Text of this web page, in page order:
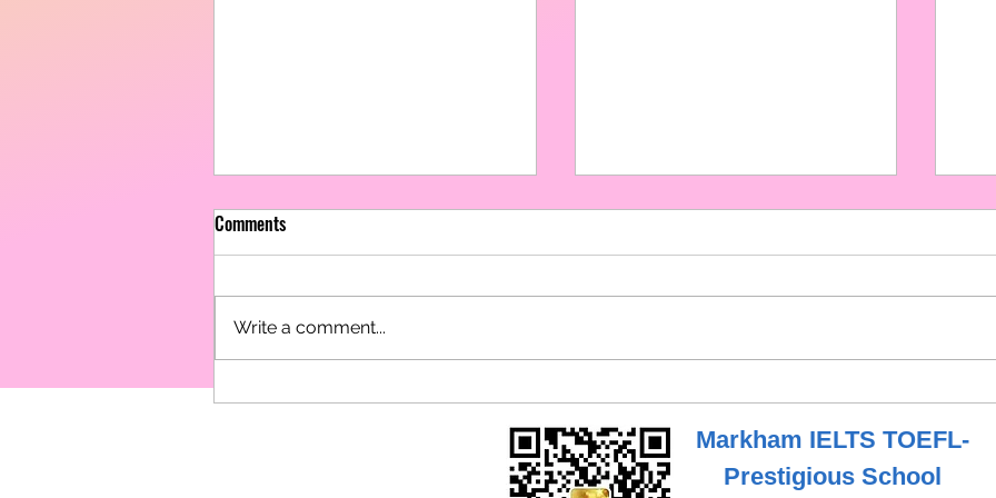
成功案例分享🏅子谦同学的华
恭喜🎉学生雅思终于通过6.5
分！听力7分，阅读、写作、
口语6.5 🎉
恭
Comments
Write a comment...
Markham IELTS TOEFL-
Prestigious School